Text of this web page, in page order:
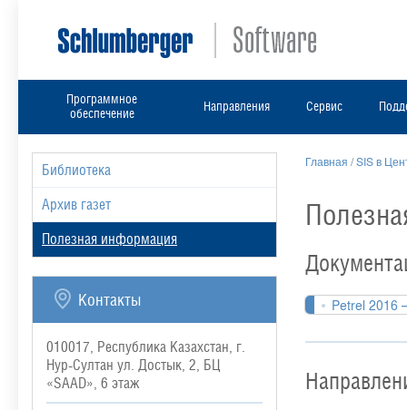
Программное
обеспечение
Направления Сервис
Библиотека
Архив газет
Полезная информация
Контакты
010017, Республика Казахстан, г.
Нур-Султан ул. Достык, 2, БЦ
«SAAD», 6 этаж
Главная /SIS в
Petrel 2016